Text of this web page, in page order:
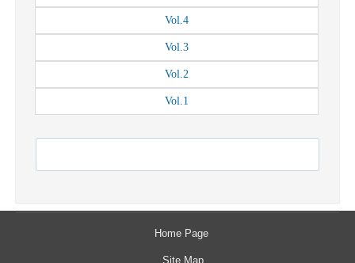
Vol.4
Vol.3
Vol.2
Vol.1
Home Page
Site Map